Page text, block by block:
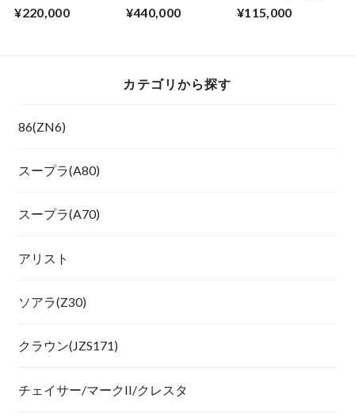
kit for FAIRLADY
¥220,000
Suspension kit
¥440,000 ¥115,000
カテゴリから探す
86(ZN6)
スープラ(A80)
スープラ(A70)
アリスト
ソアラ(Z30)
クラウン(JZS171)
チェイサー/マークII/クレスタ